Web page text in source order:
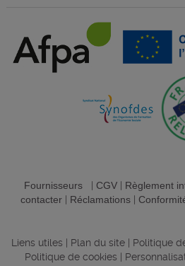
Fournisseurs| CGV| Règlement
contacter| Réclamations|
Liens utiles Plan du site Politique
Politique de cookies